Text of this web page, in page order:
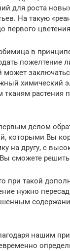
для роста
На такую
первого
в
пожелтение
может
химический
тканям растения
делом
которыми Вы
на другу, с
сможете
при такой
нужно
нашим